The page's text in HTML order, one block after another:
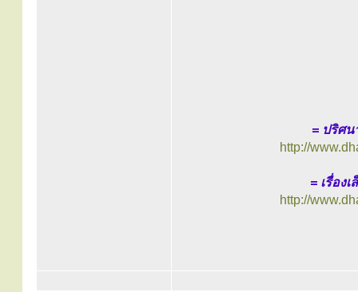
= ปริศ
http://
= เรื่อง
http://